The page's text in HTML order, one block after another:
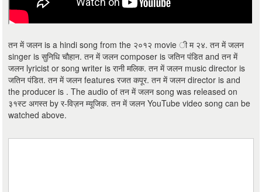
तन में जलन is a hindi song from the २०१२ movie ी म २४. तन में जलन
singer is सुनिधि चौहान. तन में जलन composer is जतिन पंडित and तन में
जलन lyricist or song writer is रानी मलिक. तन में जलन music director is
जतिन पंडित. तन में जलन features रजत कपूर. तन में जलन director is and
the producer is . The audio of तन में जलन song was released on
३१स्ट अगस्त by र-विज़न म्यूजिक. तन में जलन YouTube video song can be
watched above.